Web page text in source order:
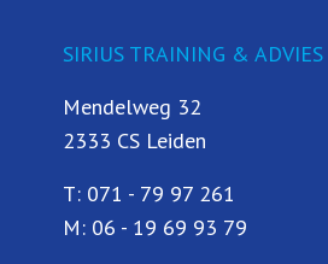
SIRIUS TRAINING & ADVIES
Mendelweg 32
2333 CS Leiden
T: 071 - 79 97 261
M: 06 - 19 69 93 79